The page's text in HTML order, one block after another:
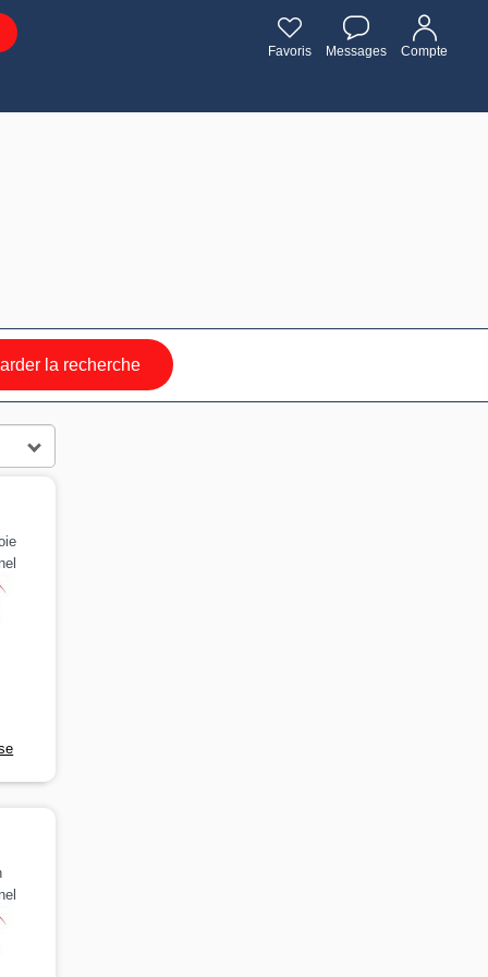
Favoris Messages Compte
la recherche